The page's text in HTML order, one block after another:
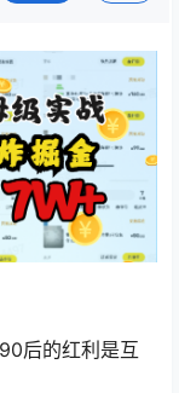
后的红利是互